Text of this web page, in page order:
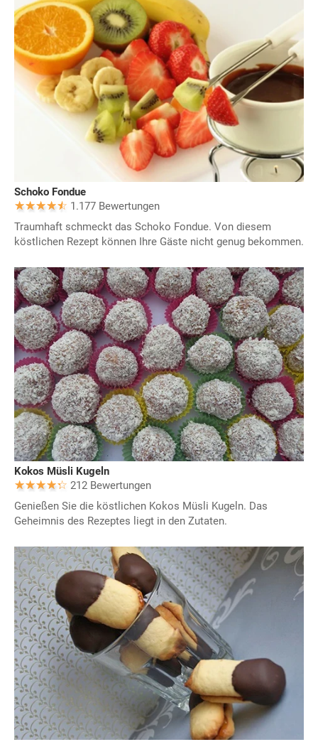
Schoko Fondue
1.177 Bewertungen
Traumhaft schmeckt das Schoko Fondue. Von diesem
köstlichen Rezept können Ihre Gäste nicht genug bekommen.
Kokos Müsli Kugeln
212 Bewertungen
Genießen Sie die köstlichen Kokos Müsli Kugeln. Das
Geheimnis des Rezeptes liegt in den Zutaten.